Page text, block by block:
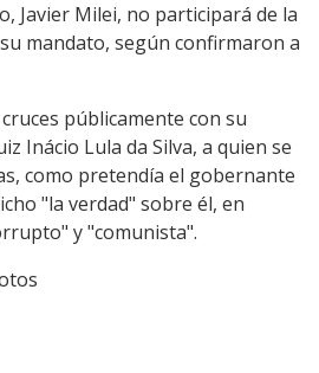
Javier Milei, no participará de la
mandato, según confirmaron a
públicamente con su
Inácio Lula da Silva, a quien se
como pretendía el gobernante
"la verdad" sobre él, en
y "comunista".